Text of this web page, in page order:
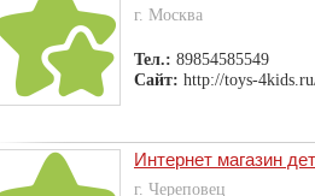
г. Москва
Тел.: 89854585549
Сайт: http://toys-
Интернет магазин
г. Череповец